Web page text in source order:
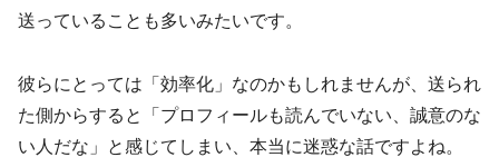
送っている ことも多いみたいです。
彼らにとっては「効率化」なのかもしれませんが、送られ
た側からすると「プロフィールも読んでいない、誠意のな
い人だな」と感じてしまい、本当に迷惑な話ですよね。